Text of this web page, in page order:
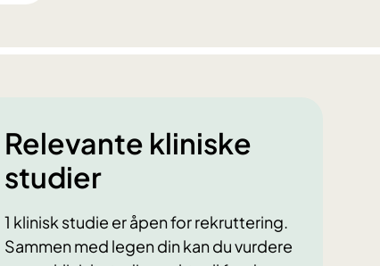
Relevante kliniske
studier
1 klinisk studie er åpen for rekruttering.
Sammen med legen din kan du vurdere